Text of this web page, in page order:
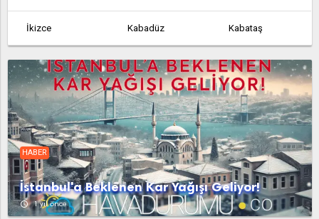
İkizce Kabadüz Kabataş
Korgan Kumru Kuzköy
Kuzköy Mersin Mesudiye
Perşembe Piraziz Salihler
Ulubey Ünye Altınordu
HABER
İstanbul'a Beklenen Kar Yağışı Geliyor!
access_time 1 yıl önce